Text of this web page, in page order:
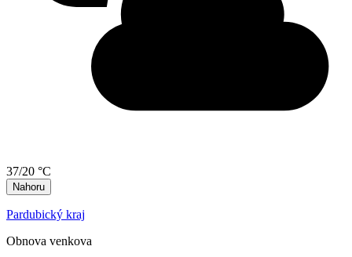
37/20 °C
Nahoru
Pardubický kraj
Obnova venkova